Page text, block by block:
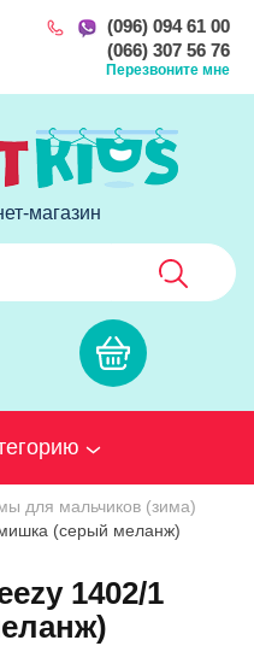
(096) 094 61 00
(066) 307 56 76
Перезвоните мне
магазин
для мальчиков (зима)
(серый меланж)
1402/1